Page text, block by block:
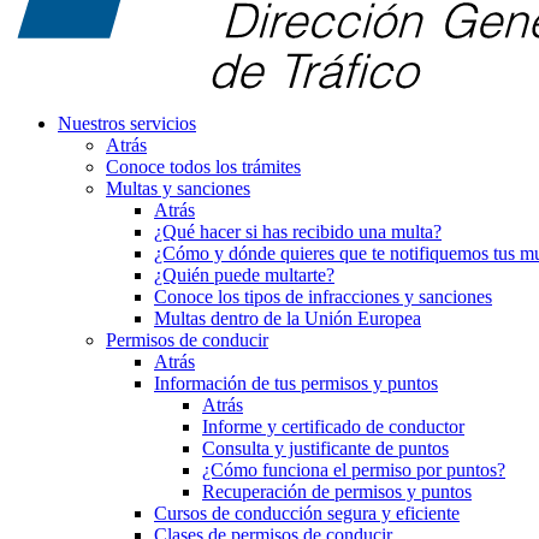
Nuestros servicios
Atrás
Conoce todos los trámites
Multas y sanciones
Atrás
¿Qué hacer si has recibido una multa?
¿Cómo y dónde quieres que te notifiquemos tus
¿Quién puede multarte?
Conoce los tipos de infracciones y sanciones
Multas dentro de la Unión Europea
Permisos de conducir
Atrás
Información de tus permisos y puntos
Atrás
Informe y certificado de conductor
Consulta y justificante de puntos
¿Cómo funciona el permiso por puntos?
Recuperación de permisos y puntos
Cursos de conducción segura y eficiente